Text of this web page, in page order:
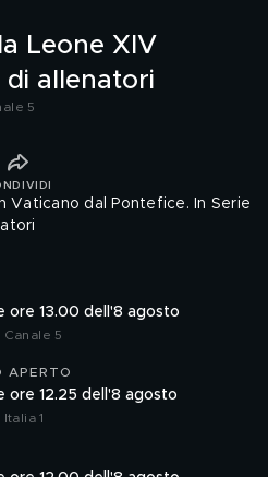
Leone XIV
di allenatori
5
Vaticano dal Pontefice. In Serie
ore 13.00 dell'8 agosto
5
APERTO
ore 12.25 dell'8 agosto
1